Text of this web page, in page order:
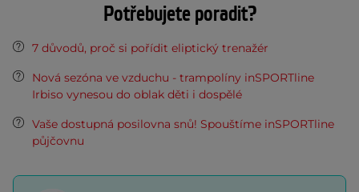
Potřebujete poradit?
7 důvodů, proč si pořídit eliptický trenažér
Nová sezóna ve vzduchu - trampolíny inSPORTline
Irbiso vynesou do oblak děti i dospělé
Vaše dostupná posilovna snů! Spouštíme inSPORTline
půjčovnu